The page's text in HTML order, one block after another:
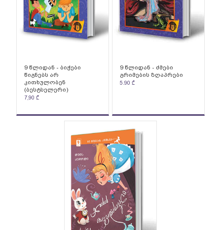
9 წლიდან - ბიჭები
წიგნებს არ
კითხულობენ
(ბესტსელერი)
7,90 ₾
9 წლიდან - ძმები
გრიმების ზღაპრები
5.90 ₾